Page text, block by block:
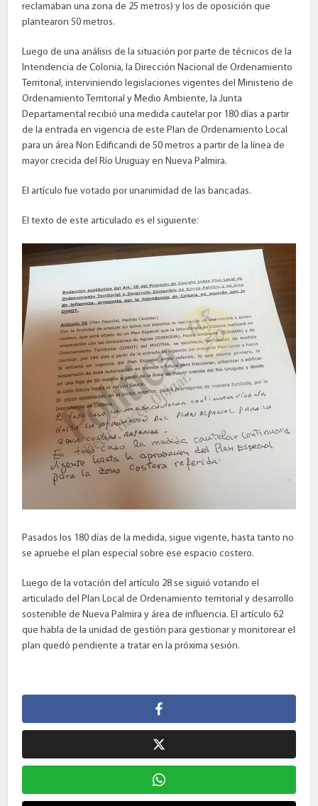
reclamaban una zona de 25 metros) y los de oposición que
plantearon 50 metros.
Luego de una análisis de la situación por parte de técnicos de la
Intendencia de Colonia, la Dirección Nacional de Ordenamiento
Territorial, interviniendo legislaciones vigentes del Ministerio de
Ordenamiento Territorial y Medio Ambiente, la Junta
Departamental recibió una medida cautelar por 180 días a partir
de la entrada en vigencia de este Plan de Ordenamiento Local
para un área Non Edificandi de 50 metros a partir de la línea de
mayor crecida del Río Uruguay en Nueva Palmira.
El artículo fue votado por unanimidad de las bancadas.
El texto de este articulado es el siguiente:
Pasados los 180 días de la medida, sigue vigente, hasta tanto no
se apruebe el plan especial sobre ese espacio costero.
Luego de la votación del artículo 28 se siguió votando el
articulado del Plan Local de Ordenamiento territorial y desarrollo
sostenible de Nueva Palmira y área de influencia. El artículo 62
que habla de la unidad de gestión para gestionar y monitorear el
plan quedó pendiente a tratar en la próxima sesión.